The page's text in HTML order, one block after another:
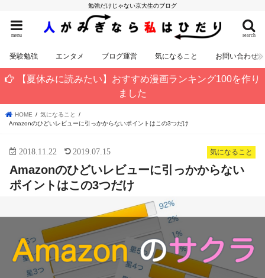
勉強だけじゃない京大生のブログ
search
menu
受験勉強 エンタメ ブログ運営 気になること お問い合わせ
【夏休みに読みたい】おすすめ漫画ランキング100を作り
ました
HOME
気になること
Amazonのひどいレビューに引っかからないポイントはこの3つだけ
気になること
2018.11.22 2019.07.15
Amazonのひどいレビューに引っかからない
ポイントはこの3つだけ